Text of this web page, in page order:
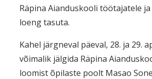
Räpina Aianduskooli töötajatele
loeng tasuta.
Kahel järgneval päeval, 28. ja 29.
võimalik jälgida Räpina
loomist õpilaste poolt Masao